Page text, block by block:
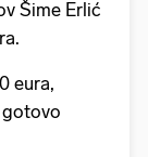
Šime Erlić
eura,